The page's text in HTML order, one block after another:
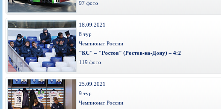
97 фото
18.09.2021
8 тур
Чемпионат России
"КС" – "Ростов" (Ростов-на-Дону) – 4:2
119 фото
25.09.2021
9 тур
Чемпионат России